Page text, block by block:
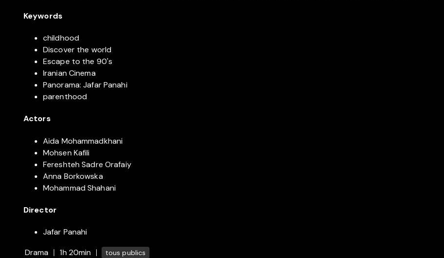
Keywords
childhood
Discover the world
Escape to the 90's
Iranian Cinema
Panorama: Jafar Panahi
parenthood
Actors
Aida Mohammadkhani
Mohsen Kafili
Fereshteh Sadre Orafaiy
Anna Borkowska
Mohammad Shahani
Director
Jafar Panahi
Drama
1h 20min tous publics